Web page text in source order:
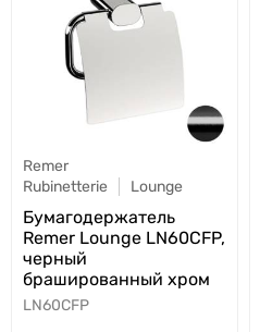
Remer
Rubinetterie
Lounge
Бумагодержатель
Remer Lounge LN60CFP,
черный
брашированный хром
LN60CFP